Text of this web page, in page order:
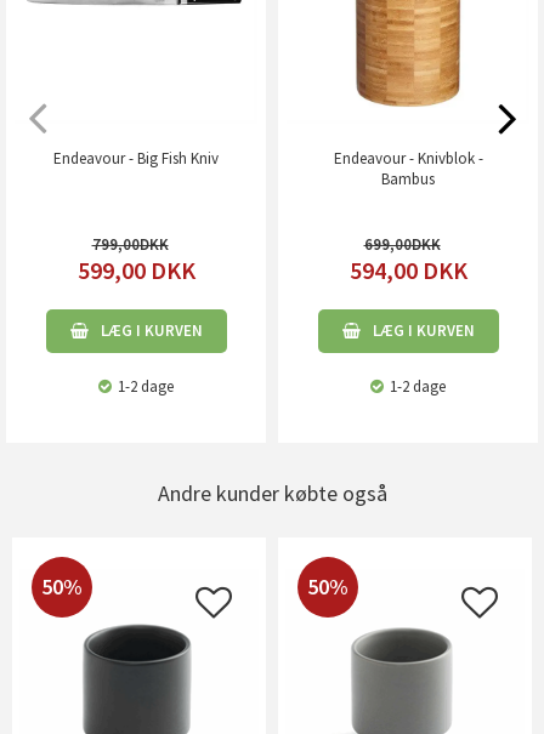
Endeavour - Big Fish Kniv
799,00
599,00 DKK
LÆG I KURVEN
1-2 dage
Endeavour - Knivblok -
Bambus
699,00
594,00 DKK
LÆG I KURVEN
1-2 dage
Andre kunder købte også
50% 50%